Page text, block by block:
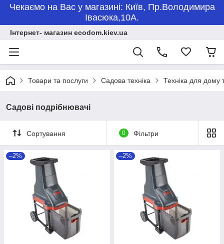
Чекаємо на Вас у магазині: Київ, Пр.Володимира
Івасюка,10А.
Інтернет- магазин ecodom.kiev.ua
Товари та послуги Садова техніка Техніка для дому
Садові подрібнювачі
Сортування 0 Фільтри
–2% –2%